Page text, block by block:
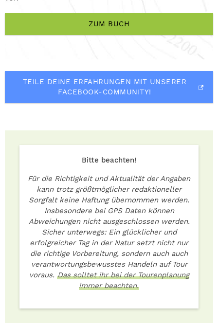
ZUM BUCH
TEILE DEINE ERFAHRUNGEN MIT UNSERER
FACEBOOK-COMMUNITY!
Bitte beachten!
Für die Richtigkeit und Aktualität der Angaben
kann trotz größtmöglicher redaktioneller
Sorgfalt keine Haftung übernommen werden.
Insbesondere bei GPS Daten können
Abweichungen nicht ausgeschlossen werden.
Sicher unterwegs: Ein glücklicher und
erfolgreicher Tag in der Natur setzt nicht nur
die richtige Vorbereitung, sondern auch auch
verantwortungsbewusstes Handeln auf Tour
voraus. Das solltet ihr bei der Tourenplanung
immer beachten.